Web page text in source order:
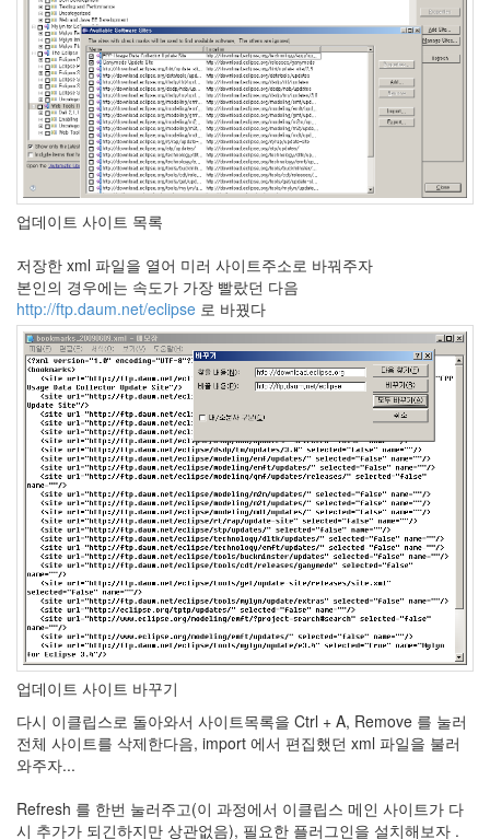
업데이트 사이트 목록
저장한 xml 파일을 열어 미러 사이트주소로 바꿔주자
본인의 경우에는 속도가 가장 빨랐던 다음
http://ftp.daum.net/eclipse 로 바꿨다
업데이트 사이트 바꾸기
다시 이클립스로 돌아와서 사이트목록을 Ctrl + A, Remove 를 눌러
전체 사이트를 삭제한다음, import 에서 편집했던 xml 파일을 불러
와주자...
Refresh 를 한번 눌러주고(이 과정에서 이클립스 메인 사이트가 다
시 추가가 되긴하지만 상관없음), 필요한 플러그인을 설치해보자 .
android
리
스
OpenSource
Swing
Release
SWT
pspsdk
답
Notices